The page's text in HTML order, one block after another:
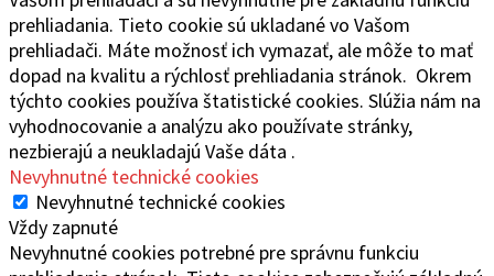
prehliadania. Tieto cookie sú ukladané vo Vašom
prehliadači. Máte možnosť ich vymazať, ale môže to mať
dopad na kvalitu a rýchlosť prehliadania stránok. Okrem
týchto cookies používa štatistické cookies. Slúžia nám na
vyhodnocovanie a analýzu ako používate stránky,
nezbierajú a neukladajú Vaše dáta .
Nevyhnutné technické cookies
Nevyhnutné technické cookies
Vždy zapnuté
Nevyhnutné cookies potrebné pre správnu funkciu